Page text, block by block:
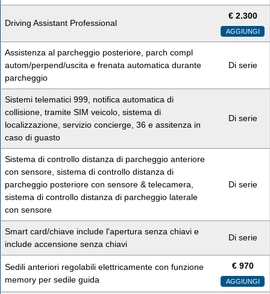
Driving Assistant Professional
€ 2.300
AGGIUNGI
Assistenza al parcheggio posteriore, parch compl
autom/perpend/uscita e frenata automatica durante
parcheggio
Di serie
Sistemi telematici 999, notifica automatica di
collisione, tramite SIM veicolo, sistema di
localizzazione, servizio concierge, 36 e assitenza in
caso di guasto
Di serie
Sistema di controllo distanza di parcheggio anteriore
con sensore, sistema di controllo distanza di
parcheggio posteriore con sensore & telecamera,
sistema di controllo distanza di parcheggio laterale
con sensore
Di serie
Smart card/chiave include l'apertura senza chiavi e
include accensione senza chiavi
Di serie
Sedili anteriori regolabili elettricamente con funzione
memory per sedile guida
€ 970
AGGIUNGI